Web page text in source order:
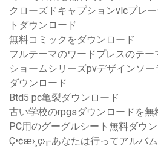
クローズドキャプションvlcプレ
トダウンロード
無料コミックをダウンロード
フルテーマのワードプレスのテー
ショームシリーズpvデザインソ
ダウンロード
Btd5 pc亀裂ダウンロード
古い学校のrpgsダウンロードを無
PC用のグーグルシート無料ダウ
Ç•¢æ›¸ç›¡-あなたは行ってアルバ